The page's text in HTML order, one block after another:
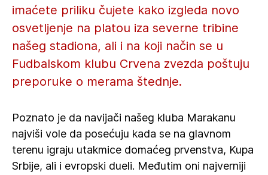
imaćete priliku čujete kako izgleda novo
osvetljenje na platou iza severne tribine
našeg stadiona, ali i na koji način se u
Fudbalskom klubu Crvena zvezda poštuju
preporuke o merama štednje.
Poznato je da navijači našeg kluba Marakanu
najviši vole da posećuju kada se na glavnom
terenu igraju utakmice domaćeg prvenstva, Kupa
Srbije, ali i evropski dueli. Međutim oni najverniji